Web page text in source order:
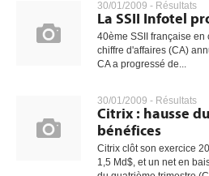
30/01/2009 - Résultats
La SSII Infotel
40ème SSII française en
chiffre d'affaires (CA)
CA a progressé de...
30/01/2009 - Résultats
Citrix : hausse
bénéfices
Citrix clôt son exercice
1,5 Md$, et un net en